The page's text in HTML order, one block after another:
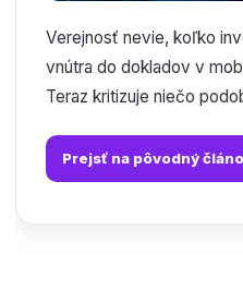
Verejnosť nevie, koľko
vnútra do dokladov v
Teraz kritizuje niečo
Prejsť na pôvodný